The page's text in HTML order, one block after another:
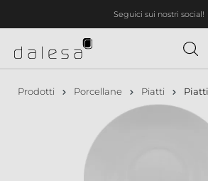
Seguici sui nostri social!
Prodotti Porcellane Piatti